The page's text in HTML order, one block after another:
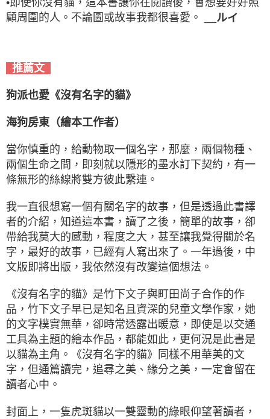
•即使你沒有貓，這本書讓你在閱讀後，會想要好好照
顧周圍的人。不論圖或故事我都很喜愛。 __ ルイ
推薦文
狗派也愛《沒有名字的貓》
海狗房東（繪本工作者）
當你慎重的，給動物取一個名字，那麼，兩個物種、
兩個生命之間，即刻就以隱形的墨水訂下契約，有一
條無形的絲線將雙方彼此繫連。
我一直很想寫一個有關名字的故事，但是透過此書譯
者的介紹，知道這本書，讀了之後，簡單的故事，卻
帶給我莫大的感動，程度之大，甚至讓我覺得關於名
字，最好的故事，已經有人寫出來了。一年過後，中
文版即將出版，我依然沒有改變這個想法。
《沒有名字的貓》是竹下文子與町田尚子合作的作
品，竹下文子早已是知名且資深的兒童文學作家，她
的文字樸實無華，卻時常透露出暖意，即使是以交通
工具為主題的繪本作品，都能如此，更何況是此書是
以貓為主角。《沒有名字的貓》同樣不用華美的文
字，但通篇讀完，追尋之美、緣分之美，一定會留在
讀者心中。
封面上，一隻虎斑貓以一雙靈動的綠眼仰望著讀者，